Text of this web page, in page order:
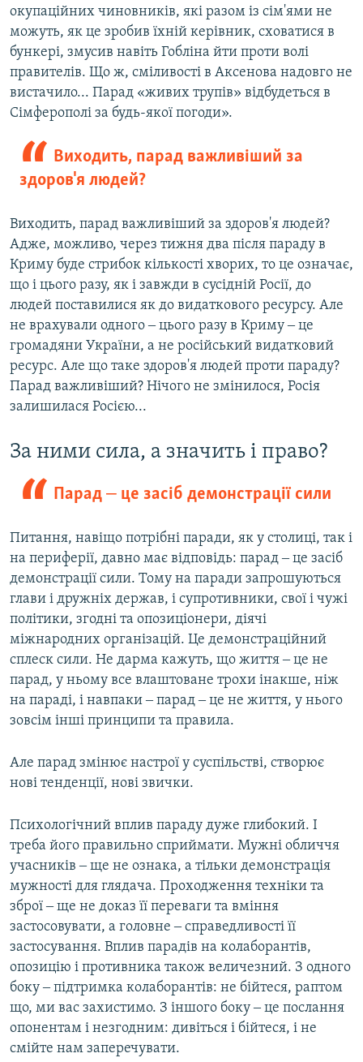
окупаційних чиновників, які разом із сім'ями не
можуть, як це зробив їхній керівник, сховатися в
бункері, змусив навіть Гобліна йти проти волі
правителів. Що ж, сміливості в Аксенова надовго не
вистачило... Парад «живих трупів» відбудеться в
Сімферополі за будь-якої погоди».
Виходить, парад важливіший за
здоров'я людей?
Виходить, парад важливіший за здоров'я людей?
Адже, можливо, через тижня два після параду в
Криму буде стрибок кількості хворих, то це означає,
що і цього разу, як і завжди в сусідній Росії, до
людей поставилися як до видаткового ресурсу. Але
не врахували одного ‒ цього разу в Криму ‒ це
громадяни України, а не російський видатковий
ресурс. Але що таке здоров'я людей проти параду?
Парад важливіший? Нічого не змінилося, Росія
залишилася Росією...
За ними сила, а значить і право?
Парад ‒ це засіб демонстрації сили
Питання, навіщо потрібні паради, як у столиці, так і
на периферії, давно має відповідь: парад ‒ це засіб
демонстрації сили. Тому на паради запрошуються
глави і дружніх держав, і супротивники, свої і чужі
політики, згодні та опозиціонери, діячі
міжнародних організацій. Це демонстраційний
сплеск сили. Не дарма кажуть, що життя ‒ це не
парад, у ньому все влаштоване трохи інакше, ніж
на параді, і навпаки ‒ парад ‒ це не життя, у нього
зовсім інші принципи та правила.
Але парад змінює настрої у суспільстві, створює
нові тенденції, нові звички.
Психологічний вплив параду дуже глибокий. І
треба його правильно сприймати. Мужні обличчя
учасників ‒ ще не ознака, а тільки демонстрація
мужності для глядача. Проходження техніки та
зброї ‒ ще не доказ її переваги та вміння
застосовувати, а головне ‒ справедливості її
застосування. Вплив парадів на колаборантів,
опозицію і противника також величезний. З одного
боку ‒ підтримка колаборантів: не бійтеся, раптом
що, ми вас захистимо. З іншого боку ‒ це послання
опонентам і незгодним: дивіться і бійтеся, і не
смійте нам заперечувати.